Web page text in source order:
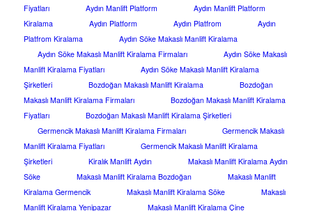
Fiyatları
Aydın Manlift Platform
Aydın Manlift Platform
Kiralama
Aydın Platform Aydın Platfrom
Aydın
Platfrom Kiralama
Aydın Söke Makaslı Manlift Kiralama
Aydın Söke Makaslı Manlift Kiralama Firmaları
Aydın Söke Makaslı
Manlift Kiralama Fiyatları
Aydın Söke Makaslı Manlift Kiralama
Şirketleri
Bozdoğan Makaslı Manlift Kiralama
Bozdoğan
Makaslı Manlift Kiralama Firmaları
Bozdoğan Makaslı Manlift Kiralama
Fiyatları
Bozdoğan Makaslı Manlift Kiralama Şirketleri
Germencik Makaslı Manlift Kiralama Firmaları
Germencik Makaslı
Manlift Kiralama Fiyatları
Germencik Makaslı Manlift Kiralama
Şirketleri
Kiralık Manlift Aydın
Makaslı Manlift Kiralama Aydın
Söke
Makaslı Manlift Kiralama Bozdoğan
Makaslı Manlift
Kiralama Germencik
Makaslı Manlift Kiralama Söke
Makaslı
Manlift Kiralama Yenipazar
Makaslı Manlift Kiralama Çine